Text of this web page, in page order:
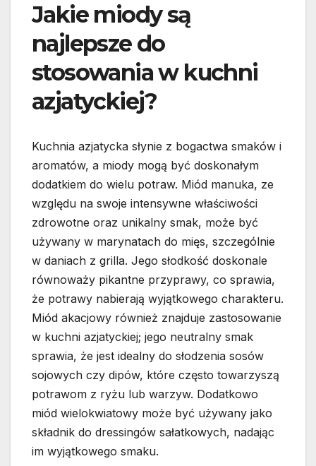
Jakie miody są
najlepsze do
stosowania w kuchni
azjatyckiej?
Kuchnia azjatycka słynie z bogactwa smaków i
aromatów, a miody mogą być doskonałym
dodatkiem do wielu potraw. Miód manuka, ze
względu na swoje intensywne właściwości
zdrowotne oraz unikalny smak, może być
używany w marynatach do mięs, szczególnie
w daniach z grilla. Jego słodkość doskonale
równoważy pikantne przyprawy, co sprawia,
że potrawy nabierają wyjątkowego charakteru.
Miód akacjowy również znajduje zastosowanie
w kuchni azjatyckiej; jego neutralny smak
sprawia, że jest idealny do słodzenia sosów
sojowych czy dipów, które często towarzyszą
potrawom z ryżu lub warzyw. Dodatkowo
miód wielokwiatowy może być używany jako
składnik do dressingów sałatkowych, nadając
im wyjątkowego smaku.